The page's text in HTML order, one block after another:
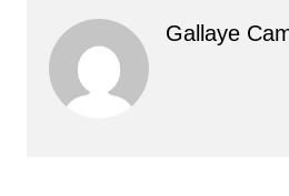
Gallaye